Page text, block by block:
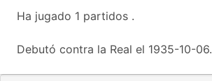
Ha jugado 1 partidos .
Debutó contra la Real el 1935-10-06.